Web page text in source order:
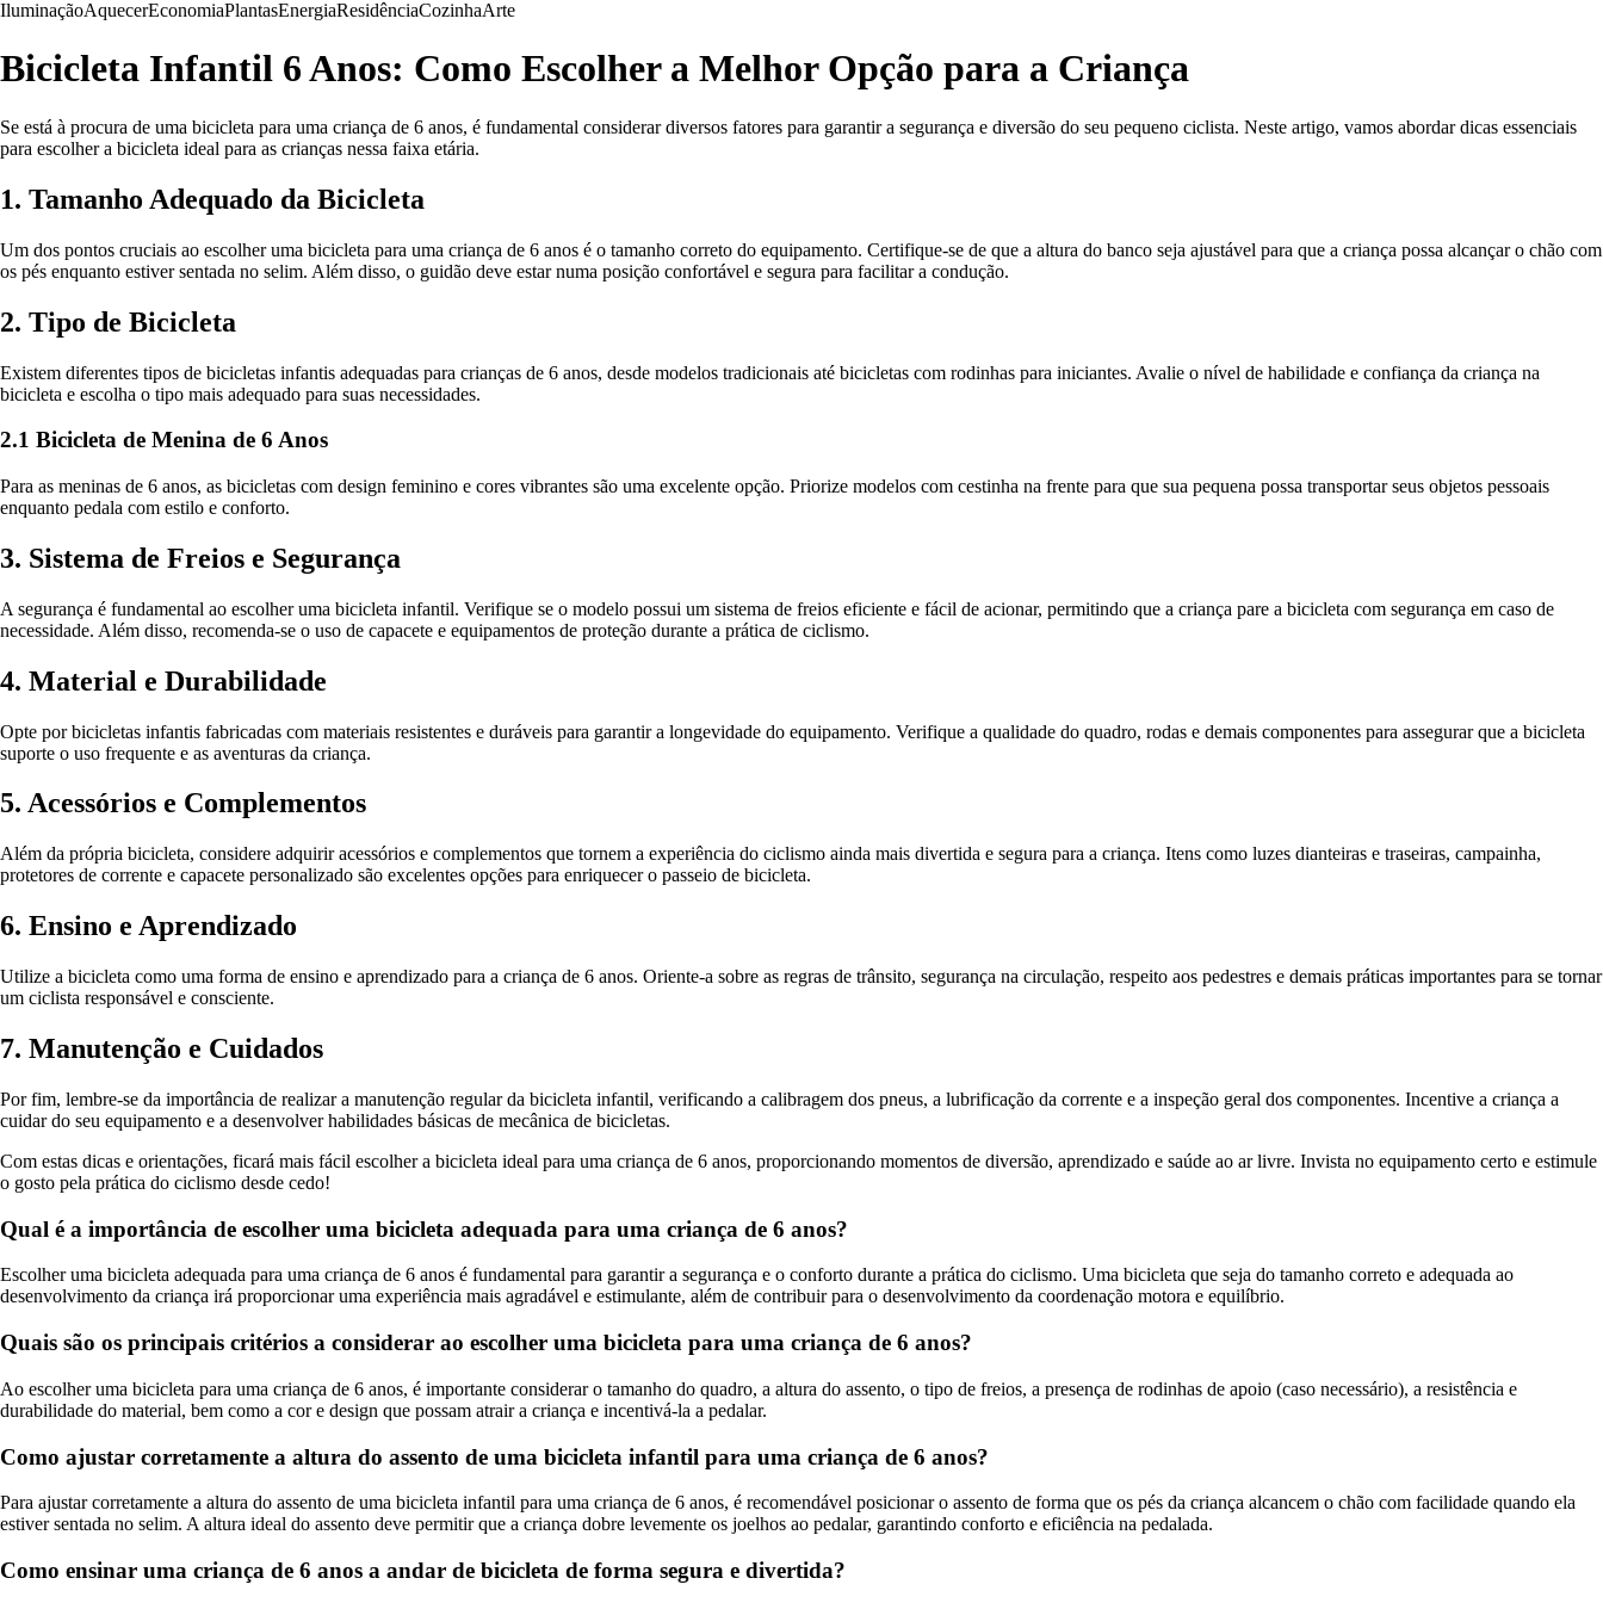
IluminaçãoAquecerEconomiaPlantasEnergiaResidênciaCozinhaArte
Bicicleta Infantil 6 Anos: Como Escolher a Melhor Opção para a Criança
Se está à procura de uma bicicleta para uma criança de 6 anos, é fundamental considerar diversos fatores para garantir a segurança e diversão do seu pequeno ciclista. Neste artigo, vamos abordar dicas essenciais
para escolher a bicicleta ideal para as crianças nessa faixa etária.
1. Tamanho Adequado da Bicicleta
Um dos pontos cruciais ao escolher uma bicicleta para uma criança de 6 anos é o tamanho correto do equipamento. Certifique-se de que a altura do banco seja ajustável para que a criança possa alcançar o chão com
os pés enquanto estiver sentada no selim. Além disso, o guidão deve estar numa posição confortável e segura para facilitar a condução.
2. Tipo de Bicicleta
Existem diferentes tipos de bicicletas infantis adequadas para crianças de 6 anos, desde modelos tradicionais até bicicletas com rodinhas para iniciantes. Avalie o nível de habilidade e confiança da criança na
bicicleta e escolha o tipo mais adequado para suas necessidades.
2.1 Bicicleta de Menina de 6 Anos
Para as meninas de 6 anos, as bicicletas com design feminino e cores vibrantes são uma excelente opção. Priorize modelos com cestinha na frente para que sua pequena possa transportar seus objetos pessoais
enquanto pedala com estilo e conforto.
3. Sistema de Freios e Segurança
A segurança é fundamental ao escolher uma bicicleta infantil. Verifique se o modelo possui um sistema de freios eficiente e fácil de acionar, permitindo que a criança pare a bicicleta com segurança em caso de
necessidade. Além disso, recomenda-se o uso de capacete e equipamentos de proteção durante a prática de ciclismo.
4. Material e Durabilidade
Opte por bicicletas infantis fabricadas com materiais resistentes e duráveis para garantir a longevidade do equipamento. Verifique a qualidade do quadro, rodas e demais componentes para assegurar que a bicicleta
suporte o uso frequente e as aventuras da criança.
5. Acessórios e Complementos
Além da própria bicicleta, considere adquirir acessórios e complementos que tornem a experiência do ciclismo ainda mais divertida e segura para a criança. Itens como luzes dianteiras e traseiras, campainha,
protetores de corrente e capacete personalizado são excelentes opções para enriquecer o passeio de bicicleta.
6. Ensino e Aprendizado
Utilize a bicicleta como uma forma de ensino e aprendizado para a criança de 6 anos. Oriente-a sobre as regras de trânsito, segurança na circulação, respeito aos pedestres e demais práticas importantes para se tornar
um ciclista responsável e consciente.
7. Manutenção e Cuidados
Por fim, lembre-se da importância de realizar a manutenção regular da bicicleta infantil, verificando a calibragem dos pneus, a lubrificação da corrente e a inspeção geral dos componentes. Incentive a criança a
cuidar do seu equipamento e a desenvolver habilidades básicas de mecânica de bicicletas.
Com estas dicas e orientações, ficará mais fácil escolher a bicicleta ideal para uma criança de 6 anos, proporcionando momentos de diversão, aprendizado e saúde ao ar livre. Invista no equipamento certo e estimule
o gosto pela prática do ciclismo desde cedo!
Qual é a importância de escolher uma bicicleta adequada para uma criança de 6 anos?
Escolher uma bicicleta adequada para uma criança de 6 anos é fundamental para garantir a segurança e o conforto durante a prática do ciclismo. Uma bicicleta que seja do tamanho correto e adequada ao
desenvolvimento da criança irá proporcionar uma experiência mais agradável e estimulante, além de contribuir para o desenvolvimento da coordenação motora e equilíbrio.
Quais são os principais critérios a considerar ao escolher uma bicicleta para uma criança de 6 anos?
Ao escolher uma bicicleta para uma criança de 6 anos, é importante considerar o tamanho do quadro, a altura do assento, o tipo de freios, a presença de rodinhas de apoio (caso necessário), a resistência e
durabilidade do material, bem como a cor e design que possam atrair a criança e incentivá-la a pedalar.
Como ajustar corretamente a altura do assento de uma bicicleta infantil para uma criança de 6 anos?
Para ajustar corretamente a altura do assento de uma bicicleta infantil para uma criança de 6 anos, é recomendável posicionar o assento de forma que os pés da criança alcancem o chão com facilidade quando ela
estiver sentada no selim. A altura ideal do assento deve permitir que a criança dobre levemente os joelhos ao pedalar, garantindo conforto e eficiência na pedalada.
Como ensinar uma criança de 6 anos a andar de bicicleta de forma segura e divertida?